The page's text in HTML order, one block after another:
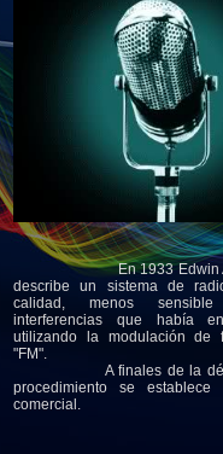
En 1933 Edwin
describe un sistema de
calidad, menos
interferencias que había
utilizando la modulación de
"FM".
A finales de la
procedimiento se establece
comercial.